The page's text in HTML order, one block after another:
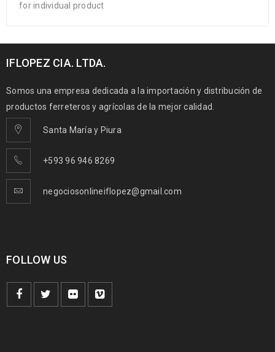
for individual product
IFLOPEZ CIA. LTDA.
Somos una empresa dedicada a la importación y distribución de
productos ferreteros y agrícolas de la mejor calidad.
Santa María y Piura
+593 96 946 8269
negociosonlineiflopez@gmail.com
FOLLOW US